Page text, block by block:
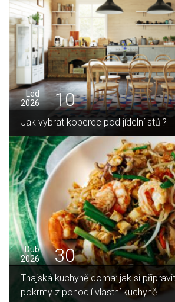
Pro
2025
05
Jak zvládnout vánoční úklid bez
Led
2026
16
Jaký je rozdíl mezi indukční a
deskou?